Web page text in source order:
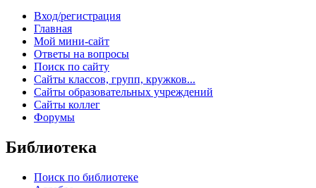
Вход/регистрация
Главная
Мой мини-сайт
Ответы на вопросы
Поиск по сайту
Сайты классов, групп, кружков...
Сайты образовательных учреждений
Сайты коллег
Форумы
Библиотека
Поиск по библиотеке